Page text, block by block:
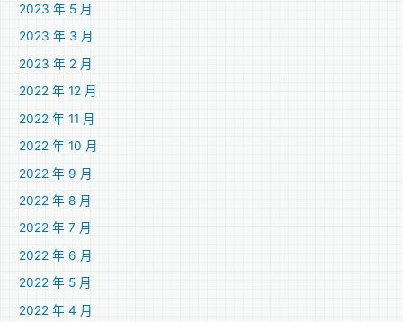
2023 年 5 月
2023 年 3 月
2023 年 2 月
2022 年 12 月
2022 年 11 月
2022 年 10 月
2022 年 9 月
2022 年 8 月
2022 年 7 月
2022 年 6 月
2022 年 5 月
2022 年 4 月